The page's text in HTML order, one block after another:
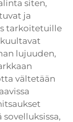
siten,
ja
tarkoitetuille
lujuuden,
vältetään